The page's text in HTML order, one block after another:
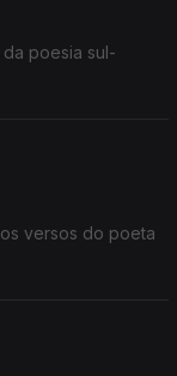
poesia sul-
versos do poeta